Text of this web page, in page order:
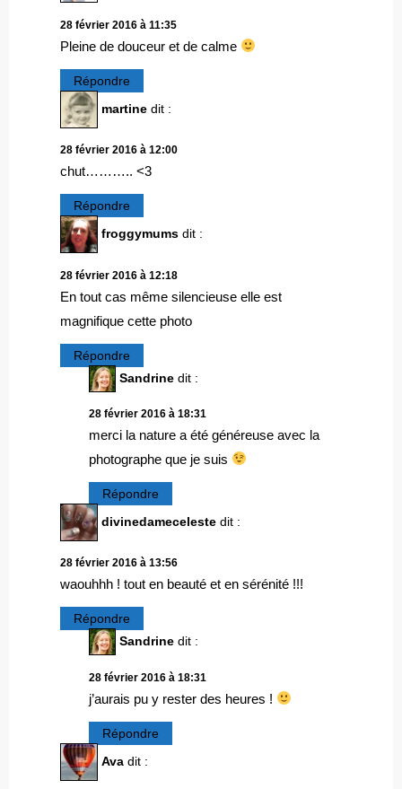
28 février 2016 à 11:35
Pleine de douceur et de calme
Répondre
martine dit :
28 février 2016 à 12:00
chut……….. <3
Répondre
froggymums dit :
28 février 2016 à 12:18
En tout cas même silencieuse elle est
magnifique cette photo
Répondre
Sandrine dit :
28 février 2016 à 18:31
merci la nature a été généreuse avec la
photographe que je suis
Répondre
divinedameceleste dit :
28 février 2016 à 13:56
waouhhh ! tout en beauté et en sérénité !!!
Répondre
Sandrine dit :
28 février 2016 à 18:31
j’aurais pu y rester des heures !
Répondre
Ava dit :